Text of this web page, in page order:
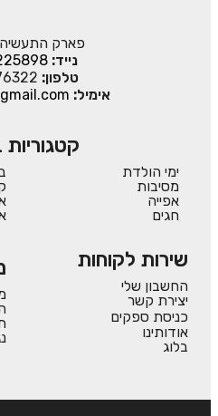
פארק
נייד:
טלפון:
אימיל:
ימי הולדת
מסיבות
אפייה
חגים
שירות לקוחות
החשבון שלי
יצירת קשר
כניסת ספקים
אודותינו
בלוג